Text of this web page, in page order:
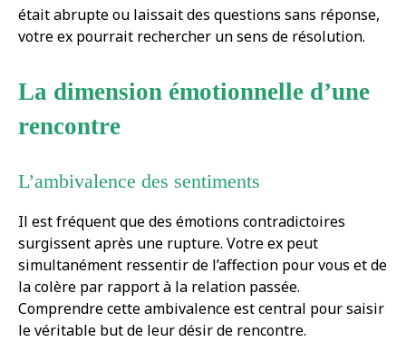
était abrupte ou laissait des questions sans réponse,
votre ex pourrait rechercher un sens de résolution.
La dimension émotionnelle d’une
rencontre
L’ambivalence des sentiments
Il est fréquent que des émotions contradictoires
surgissent après une rupture. Votre ex peut
simultanément ressentir de l’affection pour vous et de
la colère par rapport à la relation passée.
Comprendre cette ambivalence est central pour saisir
le véritable but de leur désir de rencontre.